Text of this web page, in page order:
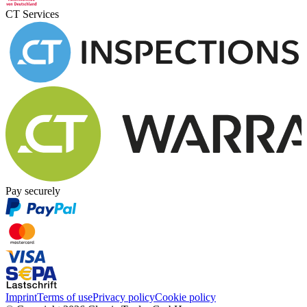
CT Services
Pay securely
ImprintTerms of usePrivacy policyCookie policy